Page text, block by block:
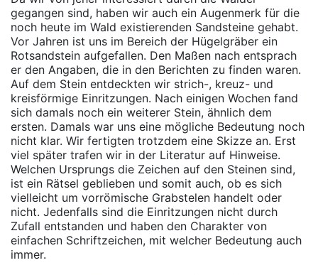
gegangen sind, haben wir auch ein Augenmerk für die
noch heute im Wald existierenden Sandsteine gehabt.
Vor Jahren ist uns im Bereich der Hügelgräber ein
Rotsandstein aufgefallen. Den Maßen nach entsprach
er den Angaben, die in den Berichten zu finden waren.
Auf dem Stein entdeckten wir strich-, kreuz- und
kreisförmige Einritzungen. Nach einigen Wochen fand
sich damals noch ein weiterer Stein, ähnlich dem
ersten. Damals war uns eine mögliche Bedeutung noch
nicht klar. Wir fertigten trotzdem eine Skizze an. Erst
viel später trafen wir in der Literatur auf Hinweise.
Welchen Ursprungs die Zeichen auf den Steinen sind,
ist ein Rätsel geblieben und somit auch, ob es sich
vielleicht um vorrömische Grabstelen handelt oder
nicht. Jedenfalls sind die Einritzungen nicht durch
Zufall entstanden und haben den Charakter von
einfachen Schriftzeichen, mit welcher Bedeutung auch
immer.